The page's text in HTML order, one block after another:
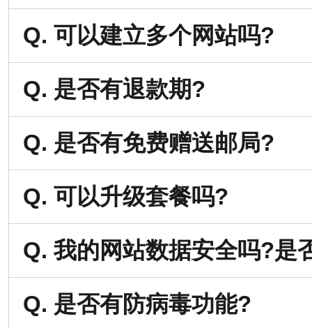
Q. 可以建立多个网站吗?
Q. 是否有退款期?
Q. 是否有免费赠送邮局?
Q. 可以升级套餐吗?
Q. 我的网站数据安全吗?是
Q. 是否有防病毒功能?